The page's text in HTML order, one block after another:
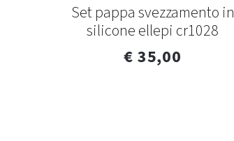
Set pappa svezzamento in
silicone ellepi cr1028
€ 35,00